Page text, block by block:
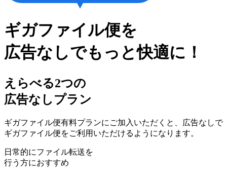
ギガファイル便を
広告なしでもっと快適に！
えらべる2つの
広告なしプラン
ギガファイル便有料プランにご加入いただくと、広告なしで
ギガファイル便をご利用いただけるようになります。
日常的にファイル転送を
行う方におすすめ